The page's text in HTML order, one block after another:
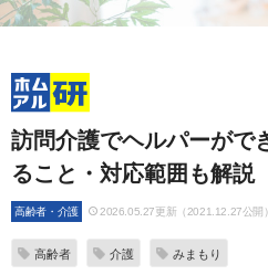
訪問介護でヘルパーがで
ること・対応範囲も解説
高齢者・介護 2026.05.27更新（2021.12.27公開）
高齢者 介護 みまもり